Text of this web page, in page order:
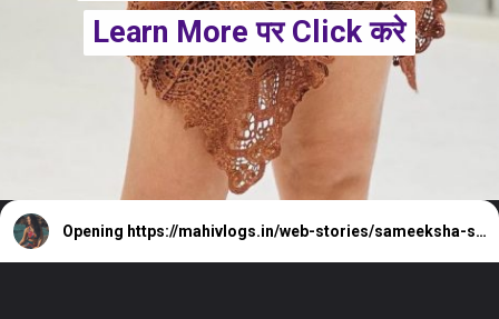
Learn More पर Click करे
Learn More पर Click करे
Opening https://mahivlogs.in/web-stories/sameeksha-sud/